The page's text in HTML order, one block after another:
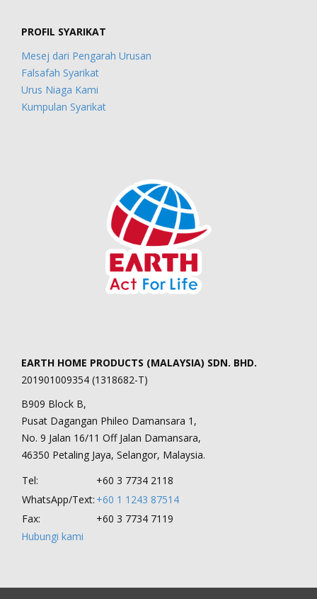
PROFIL SYARIKAT
Mesej dari Pengarah Urusan
Falsafah Syarikat
Urus Niaga Kami
Kumpulan Syarikat
EARTH HOME PRODUCTS (MALAYSIA) SDN. BHD.
201901009354 (1318682-T)
B909 Block B,
Pusat Dagangan Phileo Damansara 1,
No. 9 Jalan 16/11 Off Jalan Damansara,
46350 Petaling Jaya, Selangor, Malaysia.
Tel:
+60 3 7734 2118
WhatsApp/Text: +60 1 1243 87514
Fax:
+60 3 7734 7119
Hubungi kami